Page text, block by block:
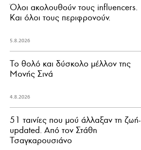
Όλοι ακολουθούν τους influencers.
Και όλοι τους περιφρονούν.
5.8.2026
Το θολό και δύσκολο μέλλον της
Μονής Σινά
4.8.2026
51 ταινίες που μού άλλαξαν τη ζωή-
updated. Aπό τον Στάθη
Τσαγκαρουσιάνο